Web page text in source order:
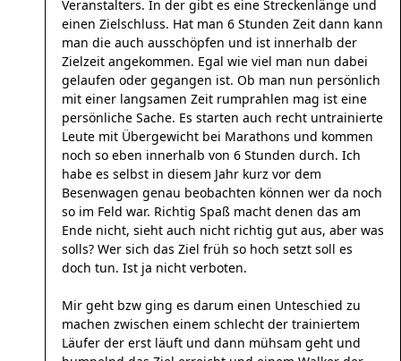
Veranstalters. In der gibt es eine Streckenlänge und
einen Zielschluss. Hat man 6 Stunden Zeit dann kann
man die auch ausschöpfen und ist innerhalb der
Zielzeit angekommen. Egal wie viel man nun dabei
gelaufen oder gegangen ist. Ob man nun persönlich
mit einer langsamen Zeit rumprahlen mag ist eine
persönliche Sache. Es starten auch recht untrainierte
Leute mit Übergewicht bei Marathons und kommen
noch so eben innerhalb von 6 Stunden durch. Ich
habe es selbst in diesem Jahr kurz vor dem
Besenwagen genau beobachten können wer da noch
so im Feld war. Richtig Spaß macht denen das am
Ende nicht, sieht auch nicht richtig gut aus, aber was
solls? Wer sich das Ziel früh so hoch setzt soll es
doch tun. Ist ja nicht verboten.
Mir geht bzw ging es darum einen Unteschied zu
machen zwischen einem schlecht der trainiertem
Läufer der erst läuft und dann mühsam geht und